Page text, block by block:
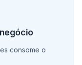
consome o